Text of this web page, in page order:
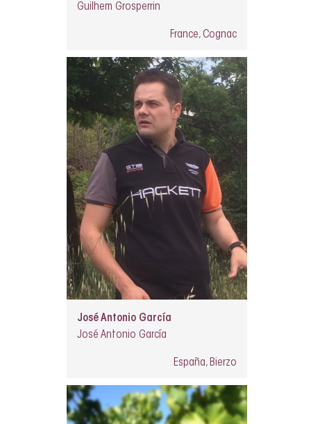
Guilhem Grosperrin
France, Cognac
José Antonio García
José Antonio García
España, Bierzo